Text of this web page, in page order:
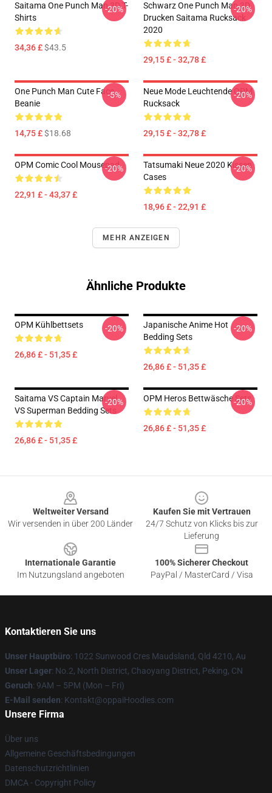
Saitama One Punch Man 3D T-
Shirts
34,36 £$43.5
-20%
Schwarz One Punch Man 3D
Drucken Saitama Rucksack
2020
29,15 £ - 32,78 £
-20%
One Punch Man Cute Face
Beanie
14,75 £$18.68
-5%
Neue Mode Leuchtende OPM
Rucksack
29,15 £ - 32,78 £
-20%
OPM Comic Cool Mousepad
22,91 £ - 43,37 £
-20%
Tatsumaki Neue 2020 Kissen
Cases
18,96 £ - 22,91 £
-20%
MEHR ANZEIGEN
Ähnliche Produkte
OPM Kühlbettsets
26,86 £ - 51,35 £
-20%
Japanische Anime Hot
Bedding Sets
26,86 £ - 51,35 £
-20%
Saitama VS Captain Marvel
VS Superman Bedding Sets
26,86 £ - 51,35 £
-20% OPM Heros Bettwäsche Sets
26,86 £ - 51,35 £
-20%
Weltweiter Versand
Wir versenden in über 200 Länder
Kaufen Sie mit Vertrauen
24/7 Schutz von Klicks bis zur
Lieferung
Internationale Garantie
Im Nutzungsland angeboten
100% Sicherer Checkout
PayPal / MasterCard / Visa
Kontaktieren Sie uns
Unser Hauptbüro: 1022 Sunwood Cres Maudsland, Qld 4210, Au
Unser Lager: No.2, North District, Chaoyang District, Peking, CN
Geruch: 9AM – 5PM (Mon – Fri)
E-Mail senden: Kontakt@oppaiHoodies.com
Unsere Firma
Über uns
Allgemeine Geschäftsbedingungen
Datenschutzrichtlinien
DMCA - Copyright Policy